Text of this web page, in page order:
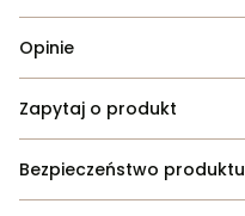
Opinie
Zapytaj o produkt
Bezpieczeństwo produktu